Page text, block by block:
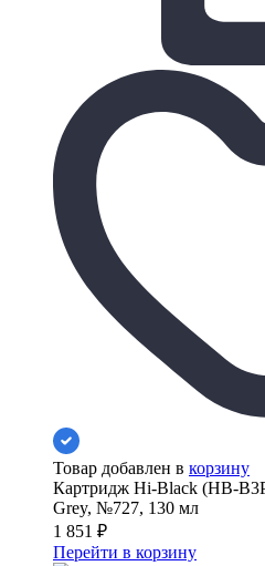
Товар добавлен в корзину
Картридж Hi-Black (HB-
Grey, №727, 130 мл
1 851 ₽
Перейти в корзину